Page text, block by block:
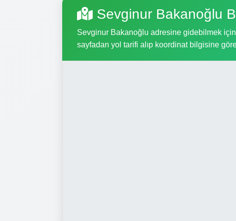
Sevginur Bakanoğlu
Sevginur Bakanoğlu adresine gidebilmek
sayfadan yol tarifi alıp koordinat bilgisine